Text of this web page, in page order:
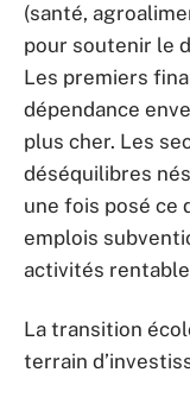
(santé,
pour soutenir le
Les premiers
dépendance
plus cher. Les
déséquilibres
une fois posé ce
emplois
activités
La transition
terrain